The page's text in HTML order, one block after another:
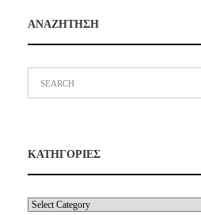
ΑΝΑΖΗΤΗΣΗ
ΚΑΤΗΓΟΡΙΕΣ